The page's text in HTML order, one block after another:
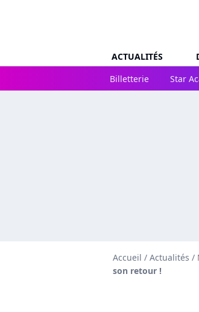
ACTUALITÉS
Billetterie
Star
Accueil / Actualités /
son retour !